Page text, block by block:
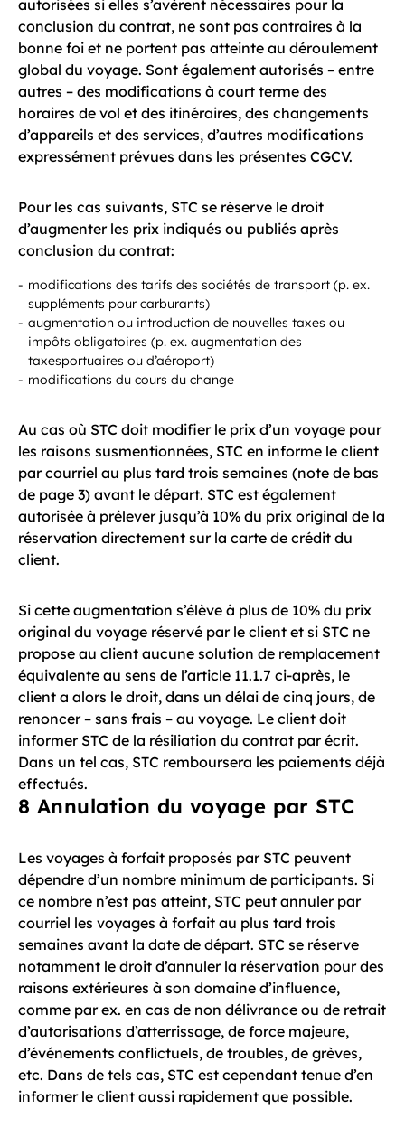
autorisées si elles s’avèrent nécessaires pour la
conclusion du contrat, ne sont pas contraires à la
bonne foi et ne portent pas atteinte au déroulement
global du voyage. Sont également autorisés – entre
autres – des modifications à court terme des
horaires de vol et des itinéraires, des changements
d’appareils et des services, d’autres modifications
expressément prévues dans les présentes CGCV.
Pour les cas suivants, STC se réserve le droit
d’augmenter les prix indiqués ou publiés après
conclusion du contrat:
modifications des tarifs des sociétés de transport (p. ex.
suppléments pour carburants)
augmentation ou introduction de nouvelles taxes ou
impôts obligatoires (p. ex. augmentation des
taxesportuaires ou d’aéroport)
modifications du cours du change
Au cas où STC doit modifier le prix d’un voyage pour
les raisons susmentionnées, STC en informe le client
par courriel au plus tard trois semaines (note de bas
de page 3) avant le départ. STC est également
autorisée à prélever jusqu’à 10% du prix original de la
réservation directement sur la carte de crédit du
client.
Si cette augmentation s’élève à plus de 10% du prix
original du voyage réservé par le client et si STC ne
propose au client aucune solution de remplacement
équivalente au sens de l’article 11.1.7 ci-après, le
client a alors le droit, dans un délai de cinq jours, de
renoncer – sans frais – au voyage. Le client doit
informer STC de la résiliation du contrat par écrit.
Dans un tel cas, STC remboursera les paiements déjà
effectués.
8 Annulation du voyage par STC
Les voyages à forfait proposés par STC peuvent
dépendre d’un nombre minimum de participants. Si
ce nombre n’est pas atteint, STC peut annuler par
courriel les voyages à forfait au plus tard trois
semaines avant la date de départ. STC se réserve
notamment le droit d’annuler la réservation pour des
raisons extérieures à son domaine d’influence,
comme par ex. en cas de non délivrance ou de retrait
d’autorisations d’atterrissage, de force majeure,
d’événements conflictuels, de troubles, de grèves,
etc. Dans de tels cas, STC est cependant tenue d’en
informer le client aussi rapidement que possible.